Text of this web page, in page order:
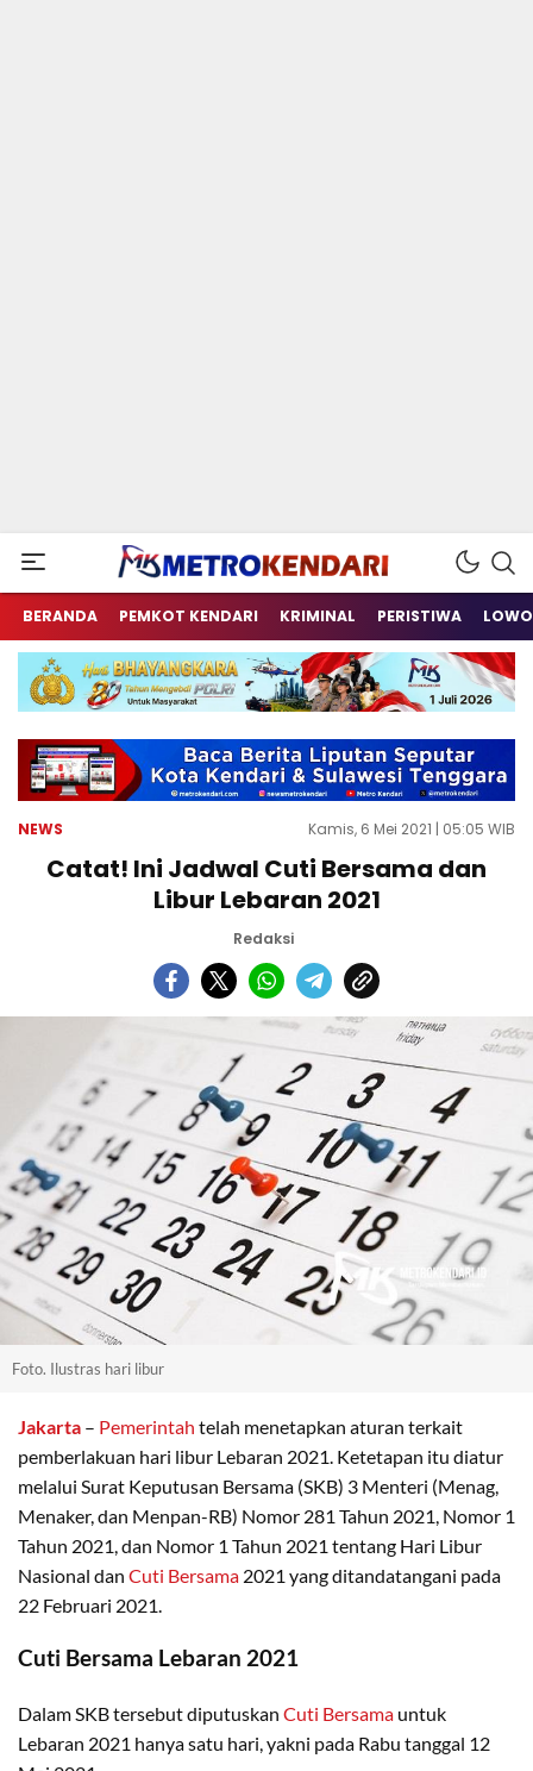
metrokendari
Berita Terkini Sulawesi Tenggara
BERANDA PEMKOT KENDARI KRIMINAL PERISTIWA
NEWS Kamis, 6 Mei 2021 | 05:05 WIB
Catat! Ini Jadwal Cuti Bersama dan
Libur Lebaran 2021
Redaksi
Foto. Ilustras hari libur
Jakarta – Pemerintah telah menetapkan aturan terkait
pemberlakuan hari libur Lebaran 2021. Ketetapan itu diatur
melalui Surat Keputusan Bersama (SKB) 3 Menteri (Menag,
Menaker, dan Menpan-RB) Nomor 281 Tahun 2021, Nomor 1
Tahun 2021, dan Nomor 1 Tahun 2021 tentang Hari Libur
Nasional dan Cuti Bersama 2021 yang ditandatangani pada
22 Februari 2021.
Cuti Bersama Lebaran 2021
Dalam SKB tersebut diputuskan Cuti Bersama untuk
Lebaran 2021 hanya satu hari, yakni pada Rabu tanggal 12